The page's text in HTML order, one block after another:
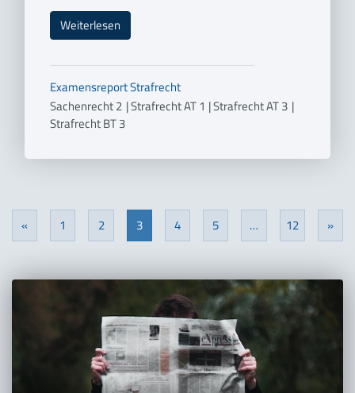
Weiterlesen
ExamensreportStrafrecht
Sachenrecht 2 |Strafrecht AT 1 |Strafrecht AT 3 |
Strafrecht BT 3
«
Previous
1 2 3 4 5 … 12 »